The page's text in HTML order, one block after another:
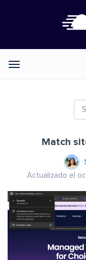
Categories
Match
Actualizado el